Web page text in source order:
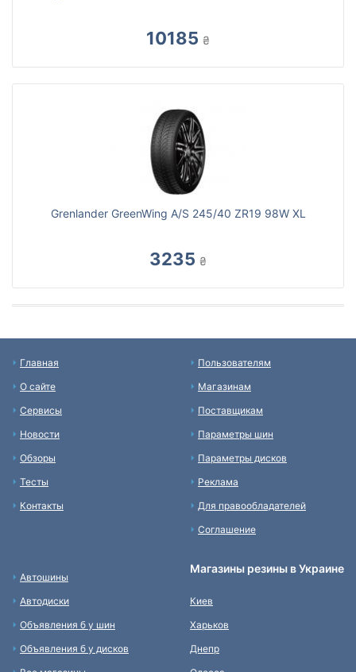
10185 ₴
Grenlander GreenWing A/S 245/40 ZR19 98W XL
3235 ₴
Главная
О сайте
Сервисы
Новости
Обзоры
Тесты
Контакты
Пользователям
Магазинам
Поставщикам
Параметры шин
Параметры дисков
Реклама
Для правообладателей
Соглашение
Автошины
Автодиски
Объявления б у шин
Объявления б у дисков
Магазины резины в Украине
Киев
Харьков
Днепр